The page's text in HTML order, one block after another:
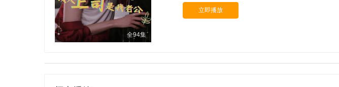
全94集
立即播放